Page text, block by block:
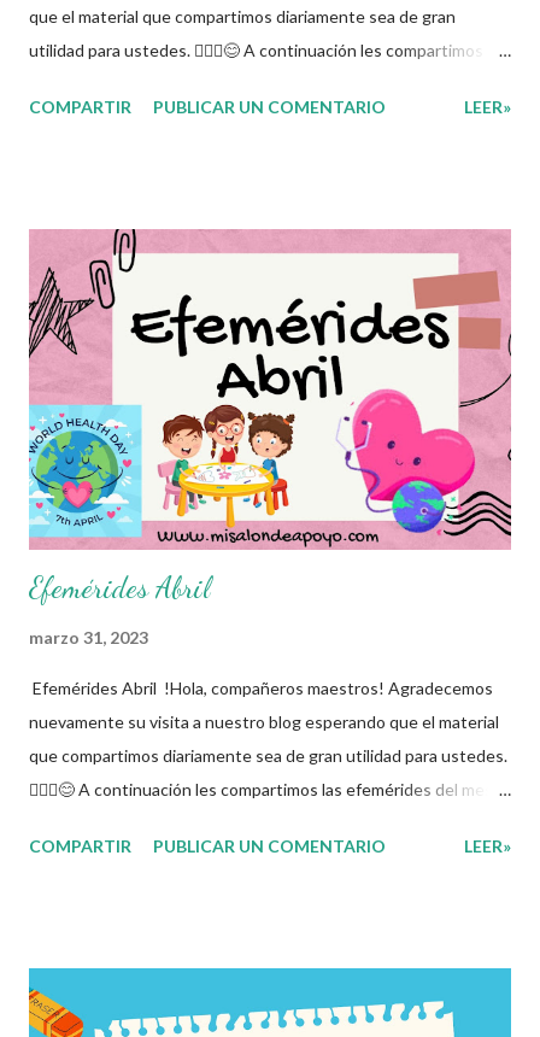
que el material que compartimos diariamente sea de gran
utilidad para ustedes. 🙋🏽‍♂️😊 A continuación les compartimos las
conozcan y puedan profundizar acerca de los sucesos,
recordamos que nosotros únicamente lo compartimos con fines
informativos y educativos. Obtén documento completo aquí 👇👇
👇 Efemérides Abril Opción 2
COMPARTIR PUBLICAR UN COMENTARIO LEER»
Efemérides Abril
marzo 31, 2023
Efemérides Abril !Hola, compañeros maestros! Agradecemos
nuevamente su visita a nuestro blog esperando que el material
que compartimos diariamente sea de gran utilidad para ustedes.
🙋🏽‍♂️😊 A continuación les compartimos las efemérides del mes
profundizar acerca de los sucesos, acontecimientos, fechas,
únicamente lo compartimos con fines informativos y educativos.
Obtén documento completo aquí 👇👇👇 Efemérides Abril
COMPARTIR PUBLICAR UN COMENTARIO LEER»